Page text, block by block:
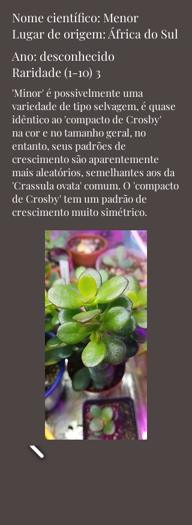
Nome científico: Menor
Lugar de origem: África do Sul
Ano: desconhecido
Raridade (1-10) 3
'Minor' é possivelmente uma
variedade de tipo selvagem, é quase
idêntico ao 'compacto de Crosby'
na cor e no tamanho geral, no
entanto, seus padrões de
crescimento são aparentemente
mais aleatórios, semelhantes aos da
'Crassula ovata' comum. O 'compacto
de Crosby' tem um padrão de
crescimento muito simétrico.